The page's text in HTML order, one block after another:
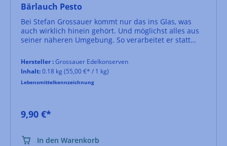
Bärlauch Pesto
Bei Stefan Grossauer kommt nur das ins Glas, was
auch wirklich hinein gehört. Und möglichst alles aus
seiner näheren Umgebung. So verarbeitet er statt
und für dieses frühlingshafte Pesto frischen
Kamptaler Bärlauch. Dazu Olivenöl, Walnüsse und
etwas Salz. Fertig! Ein sehr leckeres, authentisches
Pesto...nicht nur zu Pasta. Auch als Brotaufstrich oder
Hersteller :Grossauer Edelkonserven
Inhalt:0.18 kg (55,00 €* / 1 kg)
Lebensmittelkennzeichnung
9,90 €*
In den Warenkorb